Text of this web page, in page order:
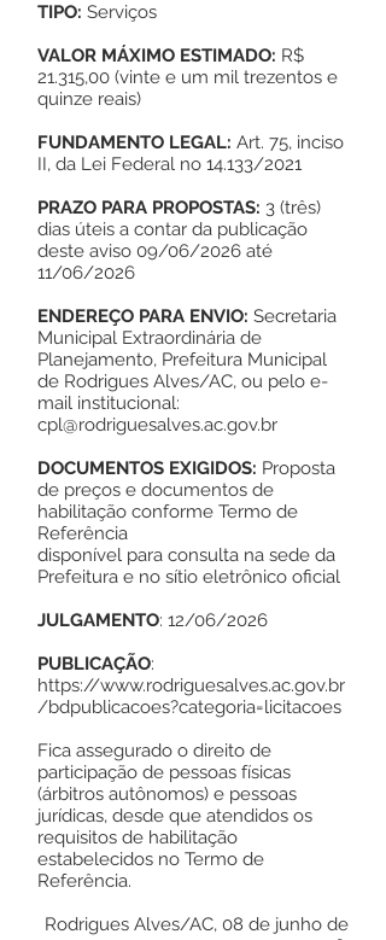
TIPO: Serviços
VALOR MÁXIMO ESTIMADO: R$
21.315,00 (vinte e um mil trezentos e
quinze reais)
FUNDAMENTO LEGAL: Art. 75, inciso
II, da Lei Federal no 14.133/2021
PRAZO PARA PROPOSTAS: 3 (três)
dias úteis a contar da publicação
deste aviso 09/06/2026 até
11/06/2026
ENDEREÇO PARA ENVIO: Secretaria
Municipal Extraordinária de
Planejamento, Prefeitura Municipal
de Rodrigues Alves/AC, ou pelo e-
mail institucional:
cpl@rodriguesalves.ac.gov.br
DOCUMENTOS EXIGIDOS: Proposta
de preços e documentos de
habilitação conforme Termo de
Referência
disponível para consulta na sede da
Prefeitura e no sítio eletrônico oficial
JULGAMENTO: 12/06/2026
PUBLICAÇÃO:
https://www.rodriguesalves.ac.gov.br
/bdpublicacoes?categoria=licitacoes
Fica assegurado o direito de
participação de pessoas físicas
(árbitros autônomos) e pessoas
jurídicas, desde que atendidos os
requisitos de habilitação
estabelecidos no Termo de
Referência.
Rodrigues Alves/AC, 08 de junho de